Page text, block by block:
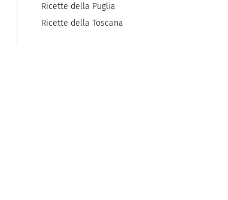
Ricette della Puglia
Ricette della Toscana